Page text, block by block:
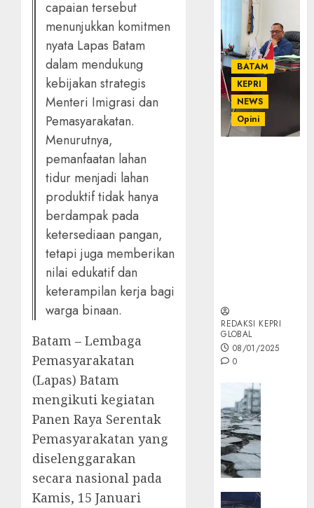
capaian tersebut
menunjukkan komitmen
nyata Lapas Batam
dalam mendukung
kebijakan strategis
Menteri Imigrasi dan
Pemasyarakatan.
Menurutnya,
pemanfaatan lahan
tidur menjadi lahan
produktif tidak hanya
berdampak pada
ketersediaan pangan,
tetapi juga memberikan
nilai edukatif dan
keterampilan kerja bagi
warga binaan.
Batam – Lembaga
Pemasyarakatan
(Lapas) Batam
mengikuti kegiatan
Panen Raya Serentak
Pemasyarakatan yang
diselenggarakan
secara nasional pada
Kamis, 15 Januari
BATAM
KEPRI
NEWS
Opini
REDAKSI KEPRI
GLOBAL
08/01/2025
0